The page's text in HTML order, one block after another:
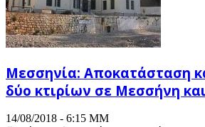
Μεσσηνία: Αποκατάσταση
δύο κτιρίων σε Μεσσήνη
14/08/2018 - 6:15 ΜΜ